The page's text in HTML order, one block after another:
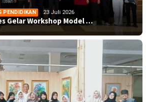
PENDIDIKAN 23 Juli 2026
Gelar Workshop Model …